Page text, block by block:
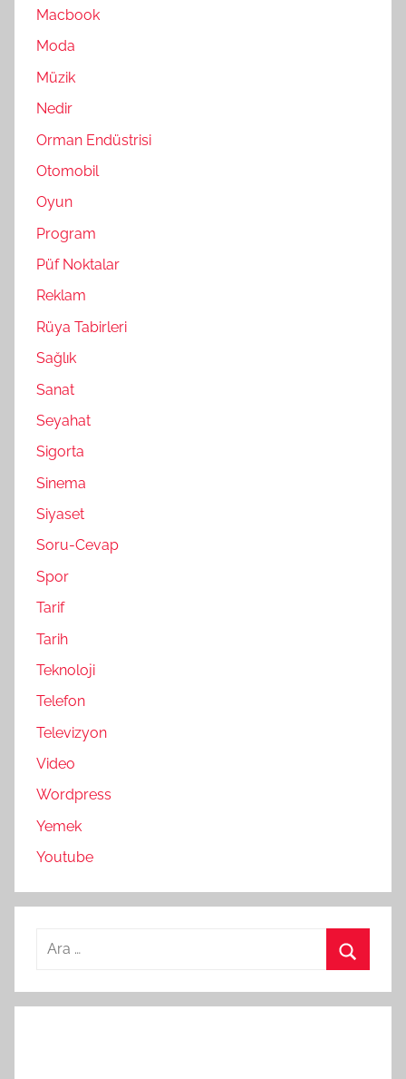
Macbook
Moda
Müzik
Nedir
Orman Endüstrisi
Otomobil
Oyun
Program
Püf Noktalar
Reklam
Rüya Tabirleri
Sağlık
Sanat
Seyahat
Sigorta
Sinema
Siyaset
Soru-Cevap
Spor
Tarif
Tarih
Teknoloji
Telefon
Televizyon
Video
Wordpress
Yemek
Youtube
Arama: